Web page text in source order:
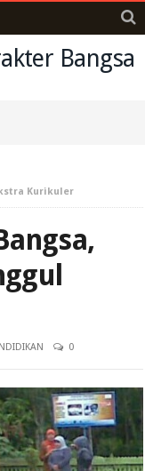
Kurikuler
0